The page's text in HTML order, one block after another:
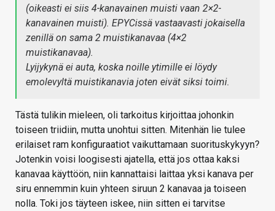
(oikeasti ei siis 4-kanavainen muisti vaan 2×2-
kanavainen muisti). EPYCissä vastaavasti jokaisella
zenillä on sama 2 muistikanavaa (4×2
muistikanavaa).
Lyijykynä ei auta, koska noille ytimille ei löydy
emolevyltä muistikanavia joten eivät siksi toimi.
Tästä tulikin mieleen, oli tarkoitus kirjoittaa johonkin
toiseen triidiin, mutta unohtui sitten. Mitenhän lie tulee
erilaiset ram konfiguraatiot vaikuttamaan suorituskykyyn?
Jotenkin voisi loogisesti ajatella, että jos ottaa kaksi
kanavaa käyttöön, niin kannattaisi laittaa yksi kanava per
siru ennemmin kuin yhteen siruun 2 kanavaa ja toiseen
nolla. Toki jos täyteen iskee, niin sitten ei tarvitse